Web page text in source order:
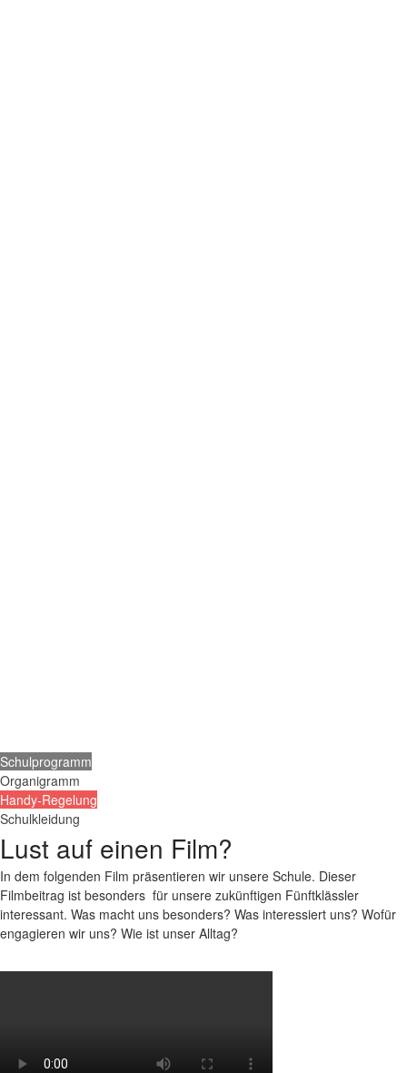
Schulprogramm
Organigramm
Handy-Regelung
Schulkleidung
Lust auf einen Film?
In dem folgenden Film präsentieren wir unsere Schule. Dieser
Filmbeitrag ist besonders für unsere zukünftigen Fünftklässler
interessant. Was macht uns besonders? Was interessiert uns? Wofür
engagieren wir uns? Wie ist unser Alltag?